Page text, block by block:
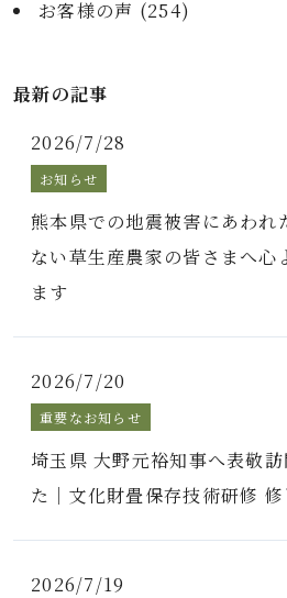
お客様の声 (254)
最新の記事
2026/7/28
お知らせ
熊本県での地震被害にあわれ
ない草生産農家の皆さまへ心
ます
2026/7/20
重要なお知らせ
埼玉県 大野元裕知事へ表敬
た｜文化財畳保存技術研修
2026/7/19